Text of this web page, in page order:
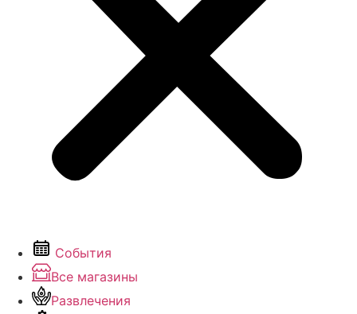
События
Все магазины
Развлечения